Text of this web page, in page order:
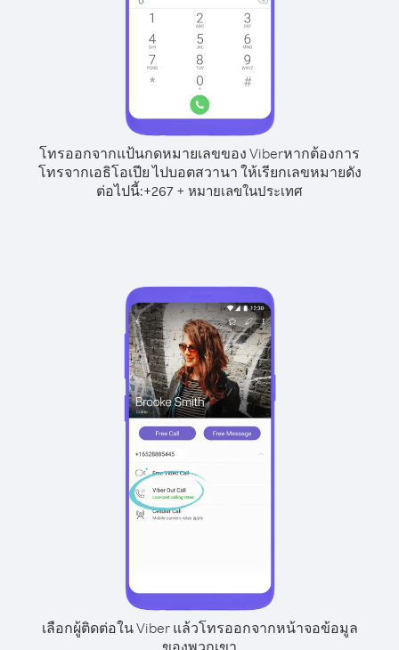
โทรออกจากแป้นกดหมายเลขของ Viberหากต้องการ
โทรจากเอธิโอเปีย ไปบอตสวานา ให้เรียกเลขหมายดัง
ต่อไปนี้:+267 + หมายเลขในประเทศ
เลือกผู้ติดต่อใน Viber แล้วโทรออกจากหน้าจอข้อมูล
ของพวกเขา